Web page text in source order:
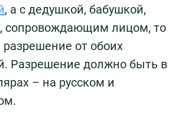
, а с дедушкой, бабушкой,
сопровождающим лицом, то
разрешение от обоих
Разрешение должно быть в
– на русском и